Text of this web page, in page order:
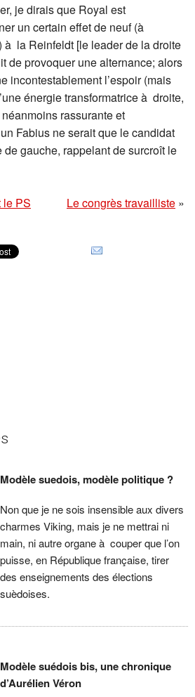
je dirais que Royal est
un certain effet de neuf (à
à la Reinfeldt [le leader de la droite
de provoquer une alternance; alors
incontestablement l’espoir (mais
énergie transformatrice à droite,
rassurante et
Fabius ne serait que le candidat
de gauche, rappelant de surcroît le
le PS Le congrès travailliste »
Modèle suedois, modèle politique ?
Non que je ne sois insensible aux divers
charmes Viking, mais je ne mettrai ni
main, ni autre organe à couper que l’on
puisse, en République française, tirer
des enseignements des élections
suèdoises.
Modèle suédois bis, une chronique
d’Aurélien Véron